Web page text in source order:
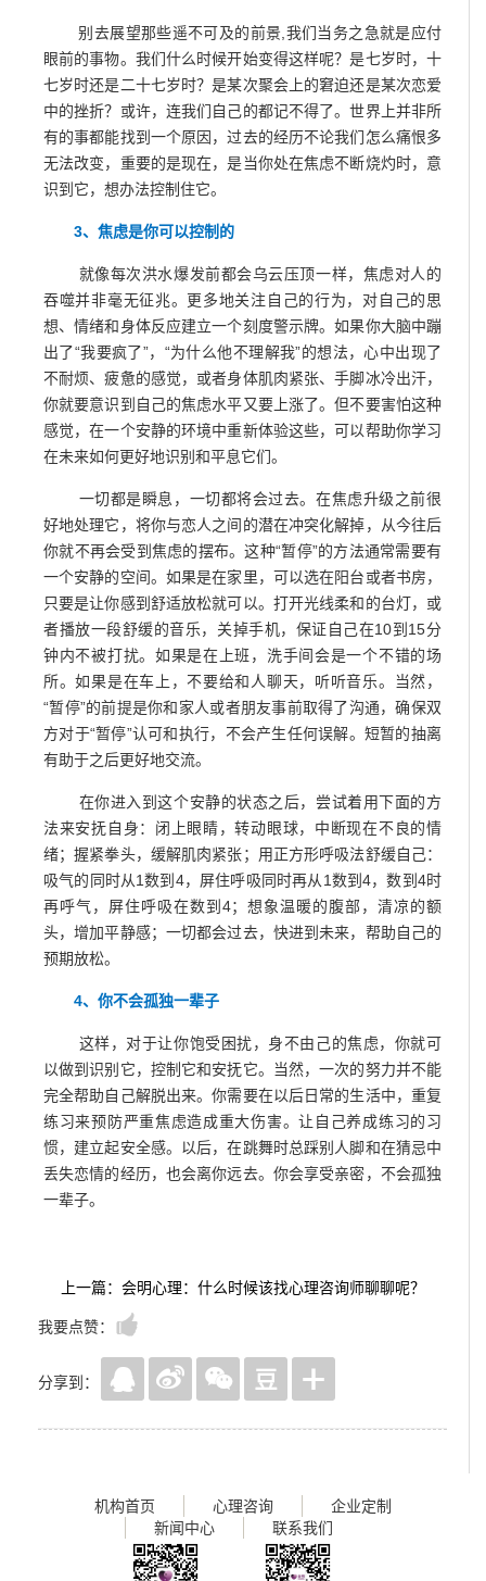
别去展望那些遥不可及的前景,我们当务之急就是应付
眼前的事物。我们什么时候开始变得这样呢？是七岁时，十
七岁时还是二十七岁时？是某次聚会上的窘迫还是某次恋爱
中的挫折？或许，连我们自己的都记不得了。世界上并非所
有的事都能找到一个原因，过去的经历不论我们怎么痛恨多
无法改变，重要的是现在，是当你处在焦虑不断烧灼时，意
识到它，想办法控制住它。
3、焦虑是你可以控制的
就像每次洪水爆发前都会乌云压顶一样，焦虑对人的
吞噬并非毫无征兆。更多地关注自己的行为，对自己的思
想、情绪和身体反应建立一个刻度警示牌。如果你大脑中蹦
出了“我要疯了”，“为什么他不理解我”的想法，心中出现了
不耐烦、疲惫的感觉，或者身体肌肉紧张、手脚冰冷出汗，
你就要意识到自己的焦虑水平又要上涨了。但不要害怕这种
感觉，在一个安静的环境中重新体验这些，可以帮助你学习
在未来如何更好地识别和平息它们。
一切都是瞬息，一切都将会过去。在焦虑升级之前很
好地处理它，将你与恋人之间的潜在冲突化解掉，从今往后
你就不再会受到焦虑的摆布。这种“暂停”的方法通常需要有
一个安静的空间。如果是在家里，可以选在阳台或者书房，
只要是让你感到舒适放松就可以。打开光线柔和的台灯，或
者播放一段舒缓的音乐，关掉手机，保证自己在10到15分
钟内不被打扰。如果是在上班，洗手间会是一个不错的场
所。如果是在车上，不要给和人聊天，听听音乐。当然，
“暂停”的前提是你和家人或者朋友事前取得了沟通，确保双
方对于“暂停”认可和执行，不会产生任何误解。短暂的抽离
有助于之后更好地交流。
在你进入到这个安静的状态之后，尝试着用下面的方
法来安抚自身：闭上眼睛，转动眼球，中断现在不良的情
绪；握紧拳头，缓解肌肉紧张；用正方形呼吸法舒缓自己：
吸气的同时从1数到4，屏住呼吸同时再从1数到4，数到4时
再呼气，屏住呼吸在数到4；想象温暖的腹部，清凉的额
头，增加平静感；一切都会过去，快进到未来，帮助自己的
预期放松。
4、你不会孤独一辈子
这样，对于让你饱受困扰，身不由己的焦虑，你就可
以做到识别它，控制它和安抚它。当然，一次的努力并不能
完全帮助自己解脱出来。你需要在以后日常的生活中，重复
练习来预防严重焦虑造成重大伤害。让自己养成练习的习
惯，建立起安全感。以后，在跳舞时总踩别人脚和在猜忌中
丢失恋情的经历，也会离你远去。你会享受亲密，不会孤独
一辈子。
上一篇：会明心理：什么时候该找心理咨询师聊聊呢？
我要点赞：
分享到：
机构首页 心理咨询
企业定制
新闻中心
联系我们